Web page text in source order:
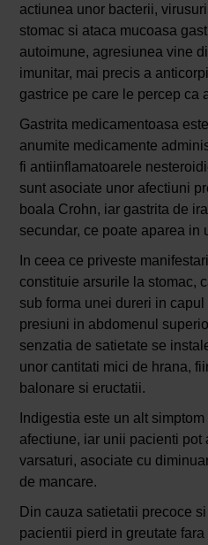
actiunea unor bacterii,
stomac si ataca mucoasa
autoimune, agresiunea vine
imunitar, mai precis a
gastrice pe care le percep ca
Gastrita medicamentoasa
anumite medicamente
fi antiinflamatoarele
sunt asociate unor afectiuni
boala Crohn, iar gastrita de
secundar, ce poate aparea in
In ceea ce priveste
constituie arsurile la stomac,
sub forma unei dureri in
presiuni in abdomenul
senzatia de satietate se
unor cantitati mici de hrana,
balonare si eructatii.
Indigestia este un alt
afectiune, iar unii pacienti pot
varsaturi, asociate cu
de mancare.
Din cauza satietatii precoce
pacientii pierd in greutate